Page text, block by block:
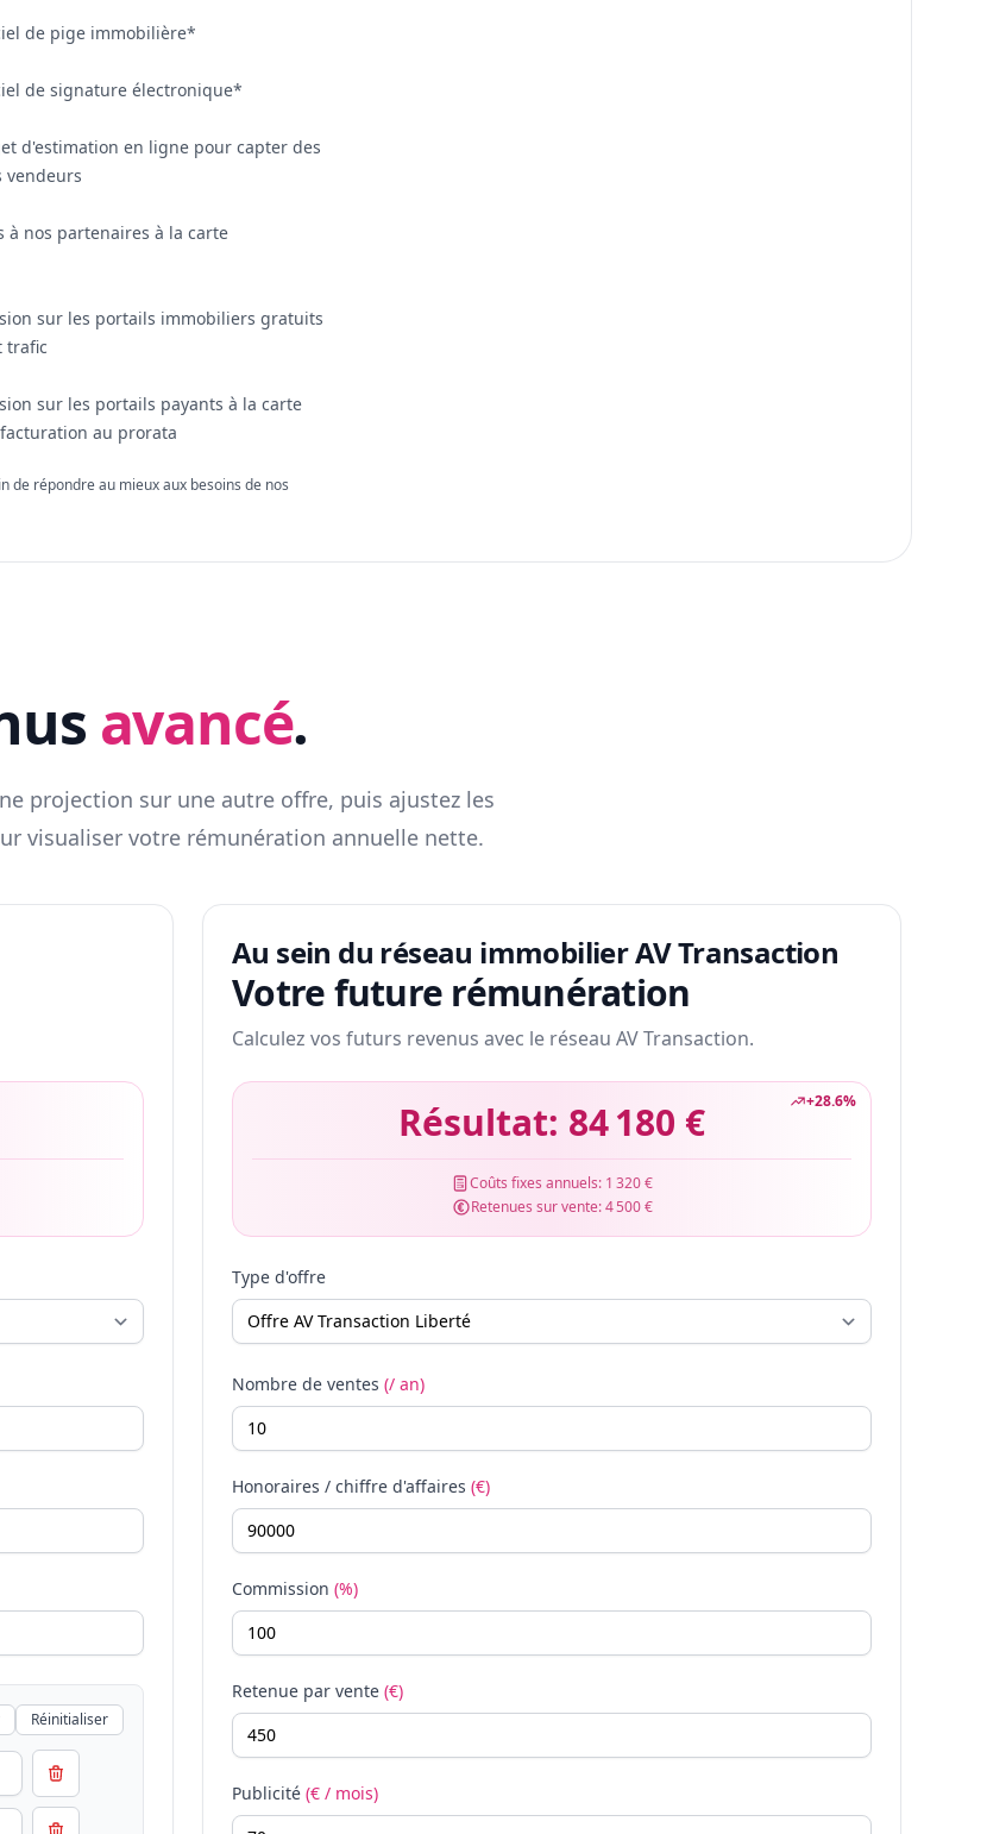
de pige immobilière*
de signature électronique*
d'estimation en ligne pour capter des
vendeurs
à nos partenaires à la carte
sur les portails immobiliers gratuits
trafic
sur les portails payants à la carte
au prorata
de répondre au mieux aux besoins de nos
avancé.
projection sur une autre offre, puis ajustez les
visualiser votre rémunération annuelle nette.
Réinitialiser
Au sein du réseau immobilier AV Transaction
Votre future rémunération
Calculez vos futurs revenus avec le réseau AV Transaction.
+28.6%
Résultat: 84 180 €
Coûts fixes annuels: 1 320 €
Retenues sur vente:4 500 €
Type d'offre
Nombre de ventes (/ an)
Honoraires / chiffre d'affaires (€)
Commission (%)
Retenue par vente (€)
Publicité (€ / mois)